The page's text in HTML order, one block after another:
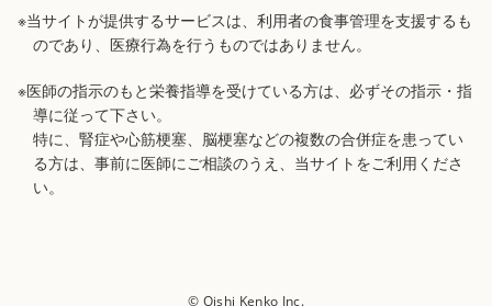
※当サイトが提供するサービスは、利用者の食事管理を支援するも
のであり、医療行為を行うものではありません。
※医師の指示のもと栄養指導を受けている方は、必ずその指示・指
導に従って下さい。
特に、腎症や心筋梗塞、脳梗塞などの複数の合併症を患ってい
る方は、事前に医師にご相談のうえ、当サイトをご利用くださ
い。
© Oishi Kenko Inc.